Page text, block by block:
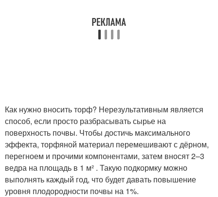
Как нужно вносить торф? Нерезультативным является
способ, если просто разбрасывать сырье на
поверхность почвы. Чтобы достичь максимального
эффекта, торфяной материал перемешивают с дёрном,
перегноем и прочими компонентами, затем вносят 2–3
ведра на площадь в 1 м² . Такую подкормку можно
выполнять каждый год, что будет давать повышение
уровня плодородности почвы на 1%.